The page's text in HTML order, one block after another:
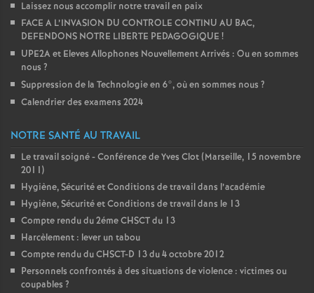
Laissez nous accomplir notre travail en paix
FACE A L’INVASION DU CONTROLE CONTINU AU BAC,
DEFENDONS NOTRE LIBERTE PEDAGOGIQUE !
UPE2A et Eleves Allophones Nouvellement Arrivés : Ou en sommes
nous ?
Suppression de la Technologie en 6°, où en sommes nous ?
Calendrier des examens 2024
NOTRE SANTÉ AU TRAVAIL
Le travail soigné - Conférence de Yves Clot (Marseille, 15 novembre
2011)
Hygiène, Sécurité et Conditions de travail dans l’académie
Hygiène, Sécurité et Conditions de travail dans le 13
Compte rendu du 2éme CHSCT du 13
Harcèlement : lever un tabou
Compte rendu du CHSCT-D 13 du 4 octobre 2012
Personnels confrontés à des situations de violence : victimes ou
coupables ?